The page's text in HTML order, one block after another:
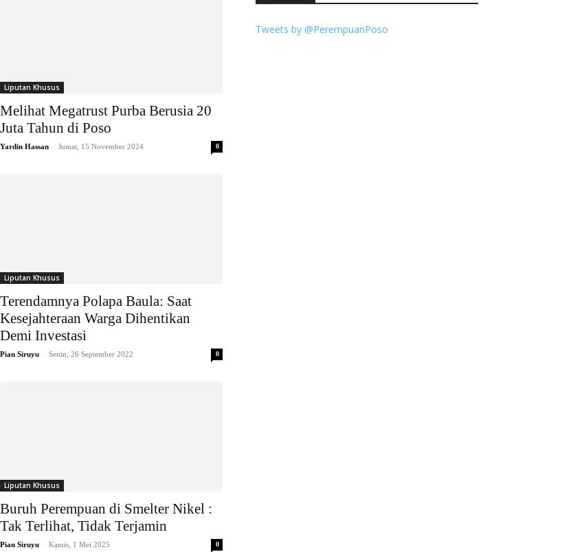
Liputan Khusus
Melihat Megatrust Purba Berusia 20
Juta Tahun di Poso
Yardin Hassan - Jumat, 15 November 2024 0
Liputan Khusus
Terendamnya Polapa Baula: Saat
Kesejahteraan Warga Dihentikan
Demi Investasi
Pian Siruyu - Senin, 26 September 2022 0
Liputan Khusus
Buruh Perempuan di Smelter Nikel :
Tak Terlihat, Tidak Terjamin
Pian Siruyu - Kamis, 1 Mei 2025 0
Tweets by @PerempuanPoso